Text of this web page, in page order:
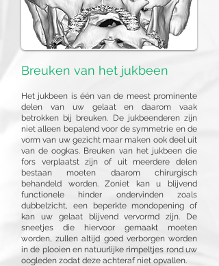
Breuken van het jukbeen
Het jukbeen is één van de meest prominente
delen van uw gelaat en daarom vaak
betrokken bij breuken. De jukbeenderen zijn
niet alleen bepalend voor de symmetrie en de
vorm van uw gezicht maar maken ook deel uit
van de oogkas. Breuken van het jukbeen die
fors verplaatst zijn of uit meerdere delen
bestaan moeten daarom chirurgisch
behandeld worden. Zoniet kan u blijvend
functionele hinder ondervinden zoals
dubbelzicht, een beperkte mondopening of
kan uw gelaat blijvend vervormd zijn. De
sneetjes die hiervoor gemaakt moeten
worden, zullen altijd goed verborgen worden
in de plooien en natuurlijke rimpeltjes rond uw
oogleden zodat deze achteraf niet opvallen.